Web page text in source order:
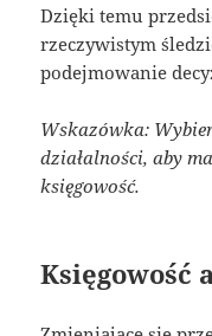
Dzięki temu
rzeczywistym
podejmowanie
Wskazówka:
działalności, aby
księgowość.
Księgowość